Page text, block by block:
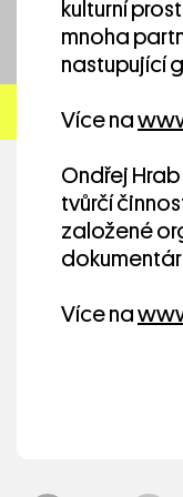
kulturní
mnoha
nastupující
Více na
Ondřej
tvůrčí
založené
Více na
Výsledek
mezinárodním
různých
Partnerské
Kulturanova
Compagnie DK-